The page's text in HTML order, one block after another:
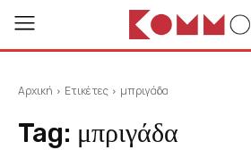
Αρχική Ετικέτες μπριγάδα
Tag: μπριγάδα